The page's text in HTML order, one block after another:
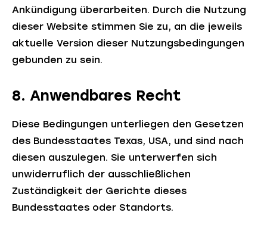
Ankündigung überarbeiten. Durch die Nutzung
dieser Website stimmen Sie zu, an die jeweils
aktuelle Version dieser Nutzungsbedingungen
gebunden zu sein.
8. Anwendbares Recht
Diese Bedingungen unterliegen den Gesetzen
des Bundesstaates Texas, USA, und sind nach
diesen auszulegen. Sie unterwerfen sich
unwiderruflich der ausschließlichen
Zuständigkeit der Gerichte dieses
Bundesstaates oder Standorts.